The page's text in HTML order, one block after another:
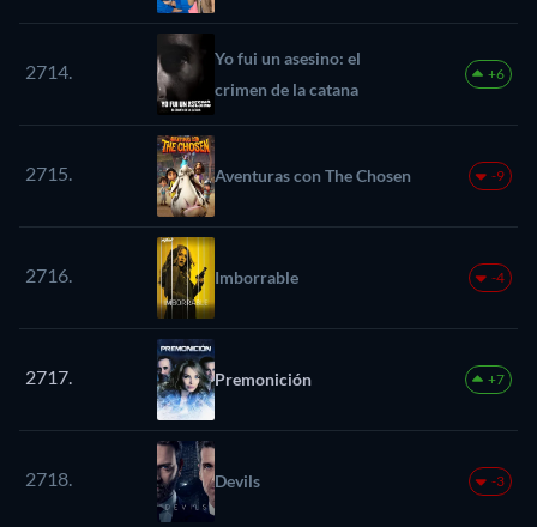
2714.
Yo fui un asesino: el
crimen de la catana
+6
2715. Aventuras con The Chosen -9
2716. Imborrable -4
2717. Premonición +7
2718. Devils -3